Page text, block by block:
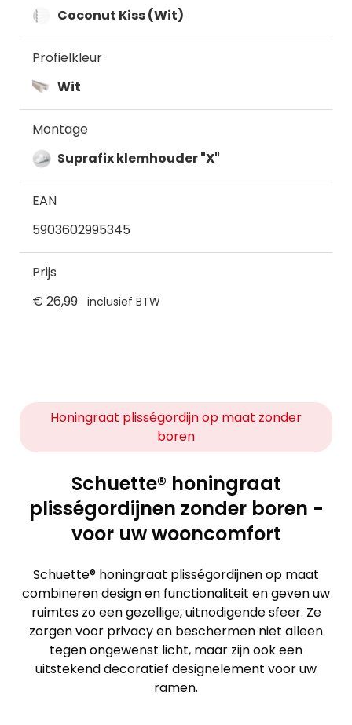
Coconut Kiss (Wit)
Profielkleur
Wit
Montage
Suprafix klemhouder "X"
EAN
5903602995345
Prijs
€ 26,99 inclusief BTW
Honingraat plisségordijn op maat zonder
boren
Schuette® honingraat
plisségordijnen zonder boren -
voor uw wooncomfort
Schuette® honingraat plisségordijnen op maat
combineren design en functionaliteit en geven uw
ruimtes zo een gezellige, uitnodigende sfeer. Ze
zorgen voor privacy en beschermen niet alleen
tegen ongewenst licht, maar zijn ook een
uitstekend decoratief designelement voor uw
ramen.